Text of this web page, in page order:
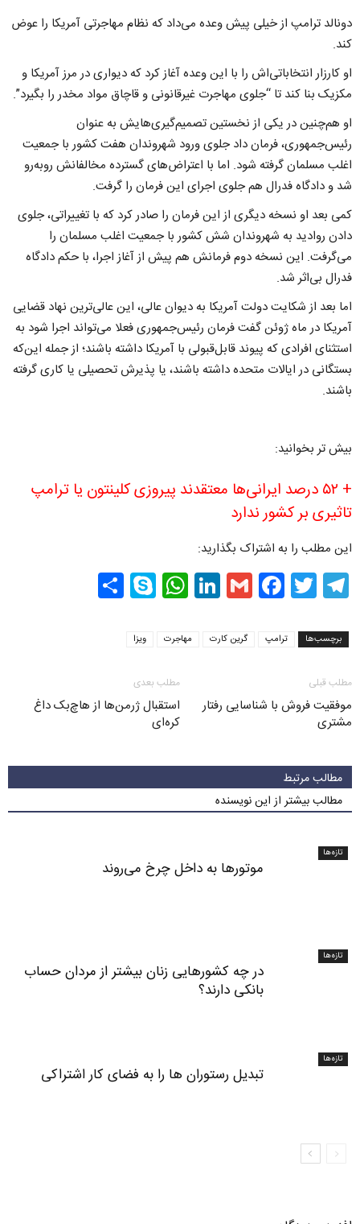
دونالد ترامپ از خیلی پیش وعده می‌داد که نظام مهاجرتی آمریکا را عوض
کند.
او کارزار انتخاباتی‌اش را با این وعده آغاز کرد که دیواری در مرز آمریکا و
مکزیک بنا کند تا “جلوی مهاجرت غیرقانونی و قاچاق مواد مخدر را بگیرد”.
او هم‌چنین در یکی از نخستین تصمیم‌گیری‌هایش به عنوان
رئیس‌جمهوری، فرمان داد جلوی ورود شهروندان هفت کشور با جمعیت
اغلب مسلمان گرفته شود. اما با اعتراض‌های گسترده مخالفانش روبه‌رو
شد و دادگاه فدرال هم جلوی اجرای این فرمان را گرفت.
کمی بعد او نسخه دیگری از این فرمان را صادر کرد که با تغییراتی، جلوی
دادن روادید به شهروندان شش کشور با جمعیت اغلب مسلمان را
می‌گرفت. این نسخه دوم فرمانش هم پیش از آغاز اجرا، با حکم دادگاه
فدرال بی‌اثر شد.
اما بعد از شکایت دولت آمریکا به دیوان عالی، این عالی‌ترین نهاد قضایی
آمریکا در ماه ژوئن گفت فرمان رئیس‌جمهوری فعلا می‌تواند اجرا شود به
استثنای افرادی که پیوند قابل‌قبولی با آمریکا داشته باشند؛ از جمله این‌که
بستگانی در ایالات متحده داشته باشند، یا پذیرش تحصیلی یا کاری گرفته
باشند.
بیش تر بخوانید:
+ ۵۲ درصد ایرانی‌ها معتقدند پیروزی کلینتون یا ترامپ
تاثیری بر کشور ندارد
این مطلب را به اشتراک بگذارید:
Telegram
Twitter
Facebook
Gmail
LinkedIn
WhatsApp
Skype
برچسب‌ها ترامپ گرین کارت مهاجرت ویزا
مطلب قبلی
موفقیت فروش با شناسایی رفتار
مشتری
مطلب بعدی
استقبال ژرمن‌ها از هاچ‌بک داغ
کره‌ای
مطالب مرتبط
مطالب بیشتر از این نویسنده
تازه‌ها
موتورها به داخل چرخ می‌روند
تازه‌ها
در چه کشورهایی زنان بیشتر از مردان حساب
بانکی دارند؟
تازه‌ها
تبدیل رستوران‌ ها را به فضای کار اشتراکی